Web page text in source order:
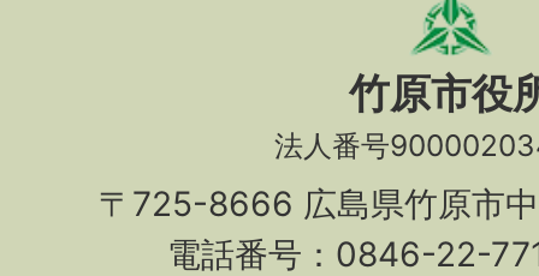
竹原市役
法人番号
〒725-8666 広島県竹原市
電話番号：0846-22-